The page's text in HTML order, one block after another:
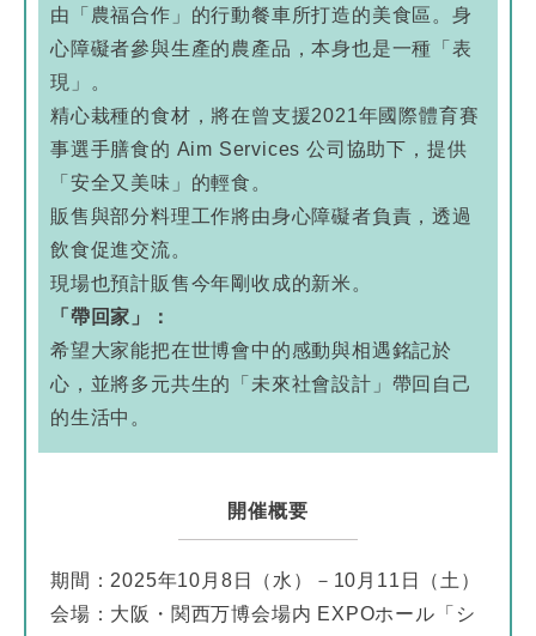
由「農福合作」的行動餐車所打造的美食區。身
心障礙者參與生產的農產品，本身也是一種「表
現」。
精心栽種的食材，將在曾支援2021年國際體育賽
事選手膳食的 Aim Services 公司協助下，提供
「安全又美味」的輕食。
販售與部分料理工作將由身心障礙者負責，透過
飲食促進交流。
現場也預計販售今年剛收成的新米。
「帶回家」：
希望大家能把在世博會中的感動與相遇銘記於
心，並將多元共生的「未來社會設計」帶回自己
的生活中。
開催概要
期間：2025年10月8日（水）－10月11日（土）
会場：大阪・関西万博会場内 EXPOホール「シ